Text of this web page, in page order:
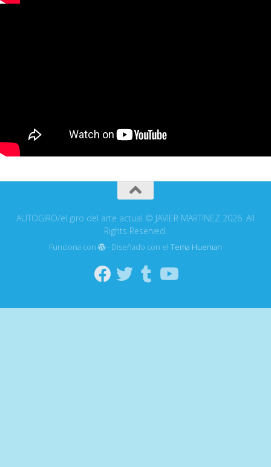
AUTOGIRO/el giro del arte actual © JAVIER MARTINEZ 2026. All
Rights Reserved.
Funciona con - Diseñado con elTema Hueman